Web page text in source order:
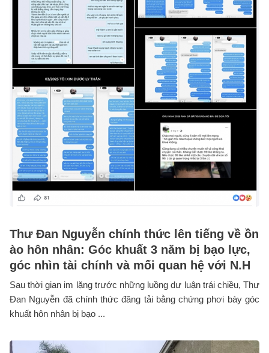
Thư Đan Nguyễn chính thức lên tiếng về ồn
ào hôn nhân: Góc khuất 3 năm bị bạo lực,
góc nhìn tài chính và mối quan hệ với N.H
Sau thời gian im lặng trước những luồng dư luận trái chiều, Thư
Đan Nguyễn đã chính thức đăng tải bằng chứng phơi bày góc
khuất hôn nhân bị bạo ...